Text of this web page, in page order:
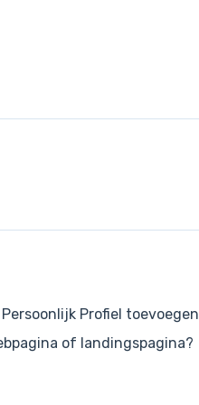
Profiel toevoegen
of landingspagina?